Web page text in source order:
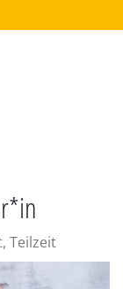
Teilzeit